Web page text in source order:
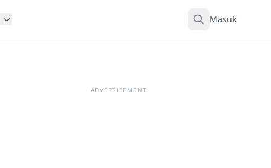
Masuk
ADVERTISEMENT